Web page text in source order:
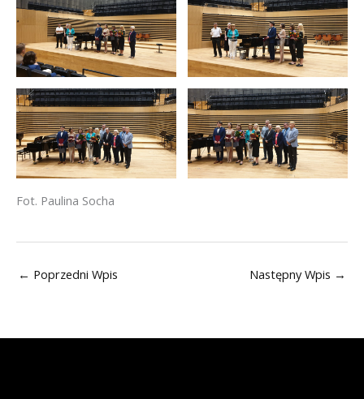
Fot. Paulina Socha
← Poprzedni Wpis Następny Wpis →